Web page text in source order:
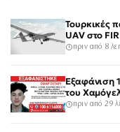
Τουρκικές
UAV στο
πριν από 8
Εξαφάνιση
του
πριν από 29